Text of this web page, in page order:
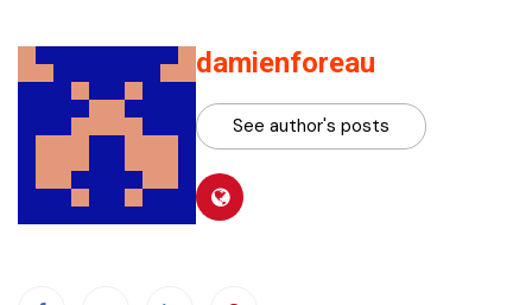
damienforeau
See author's posts